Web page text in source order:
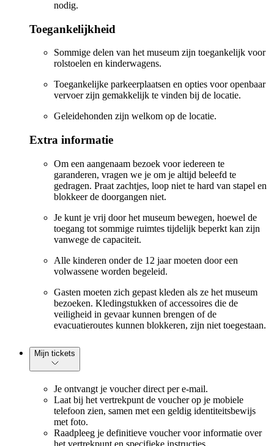
nodig.
Toegankelijkheid
Sommige delen van het museum zijn toegankelijk voor
rolstoelen en kinderwagens.
Toegankelijke parkeerplaatsen en opties voor openbaar
vervoer zijn gemakkelijk te vinden bij de locatie.
Geleidehonden zijn welkom op de locatie.
Extra informatie
Om een aangenaam bezoek voor iedereen te
garanderen, vragen we je om je altijd beleefd te
gedragen. Praat zachtjes, loop niet te hard van stapel en
blokkeer de doorgangen niet.
Je kunt je vrij door het museum bewegen, hoewel de
toegang tot sommige ruimtes tijdelijk beperkt kan zijn
vanwege de capaciteit.
Alle kinderen onder de 12 jaar moeten door een
volwassene worden begeleid.
Gasten moeten zich gepast kleden als ze het museum
bezoeken. Kledingstukken of accessoires die de
veiligheid in gevaar kunnen brengen of de
evacuatieroutes kunnen blokkeren, zijn niet toegestaan.
Mijn tickets
Je ontvangt je voucher direct per e-mail.
Laat bij het vertrekpunt de voucher op je mobiele
telefoon zien, samen met een geldig identiteitsbewijs
met foto.
Raadpleeg je definitieve voucher voor informatie over
het vertrekpunt en specifieke instructies.